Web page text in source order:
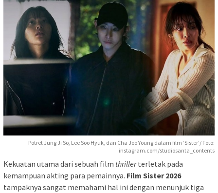
Potret Jung Ji So, Lee Soo Hyuk, dan Cha Joo Young dalam film ‘Sister’/ Foto:
instagram.com/studiosanta_contents
Kekuatan utama dari sebuah film thrillerterletak pada
kemampuan akting para pemainnya. Film Sister 2026
tampaknya sangat memahami hal ini dengan menunjuk tiga